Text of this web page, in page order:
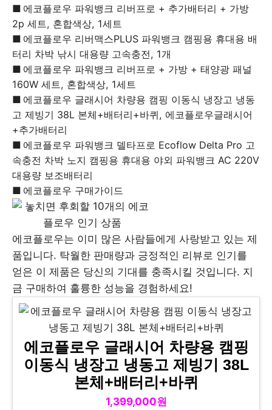
에코플로우 파워뱅크 리버프로 + 추가배터리 + 가방
2p 세트, 혼합색상, 1세트
에코플로우 리버맥스PLUS 파워뱅크 캠핑용 휴대용 배
터리 차박 낚시 대용량 고속충전, 1개
에코플로우 파워뱅크 리버프로 + 가방 + 태양광 패널
160W 세트, 혼합색상, 1세트
에코플로우 글래시어 차량용 캠핑 이동식 냉장고 냉동
고 제빙기 38L 본체+배터리+바퀴, 에코플로우글래시어
+추가배터리
에코플로우 파워뱅크 델타프로 Ecoflow Delta Pro 고
속충전 차박 노지 캠핑용 휴대용 야외 파워뱅크 AC 220V
대용량 보조배터리
에코플로우 구매가이드
에코플로우는 이미 많은 사람들에게 사랑받고 있는 제
품입니다. 탁월한 판매량과 긍정적인 리뷰로 인기를
얻은 이 제품은 당신의 기대를 충족시킬 것입니다. 지
금 구매하여 훌륭한 성능을 경험하세요!
에코플로우 글래시어 차량용 캠핑
이동식 냉장고 냉동고 제빙기 38L
본체+배터리+바퀴
1,399,000원